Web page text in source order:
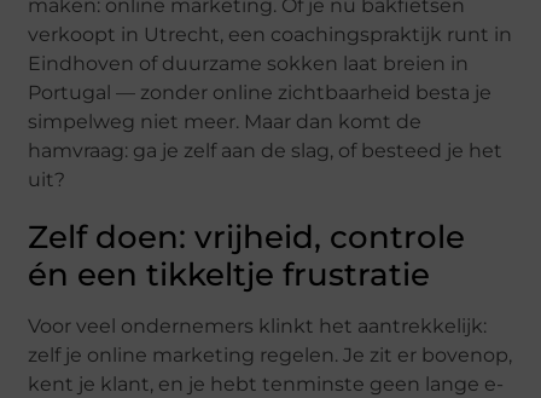
maken: online marketing. Of je nu bakfietsen
verkoopt in Utrecht, een coachingspraktijk runt in
Eindhoven of duurzame sokken laat breien in
Portugal — zonder online zichtbaarheid besta je
simpelweg niet meer. Maar dan komt de
hamvraag: ga je zelf aan de slag, of besteed je het
uit?
Zelf doen: vrijheid, controle
én een tikkeltje frustratie
Voor veel ondernemers klinkt het aantrekkelijk:
zelf je online marketing regelen. Je zit er bovenop,
kent je klant, en je hebt tenminste geen lange e-